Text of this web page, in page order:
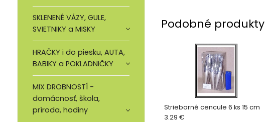
SKLENENÉ VÁZY, GULE,
SVIETNIKY a MISKY
HRAČKY i do piesku, AUTA,
BABIKY a POKLADNIČKY
MIX DROBNOSTÍ -
domácnosť, škola,
príroda, hodiny
Podobné produkty
Strieborné cencule 6 ks 15 cm
3.29 €